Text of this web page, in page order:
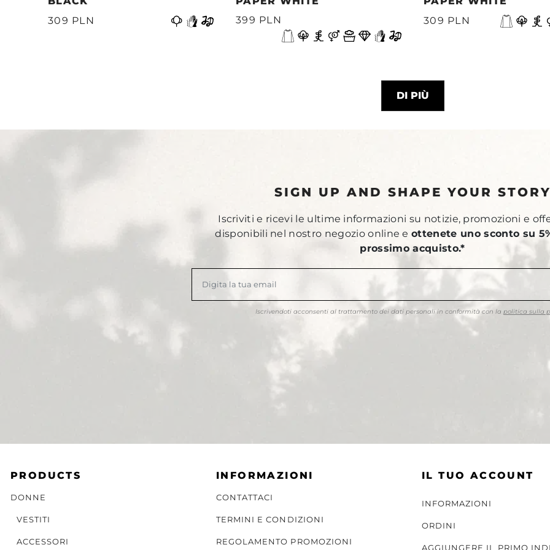
309 PLN
399 PLN
309 PLN
Precedente
DI PIÙ
SIGN UP AND SHAPE YOUR STORY
Iscriviti e ricevi le ultime informazioni su notizie, promozioni e
disponibili nel nostro negozio online eottenete uno sconto su
prossimo acquisto.*
Iscrivendoti acconsenti al trattamento dei dati personali in conformità con la politica sulla
PRODUCTS
DONNE
VESTITI
ACCESSORI
INFORMAZIONI
CONTATTACI
TERMINI E CONDIZIONI
REGOLAMENTO PROMOZIONI
IL TUO ACCOUNT
INFORMAZIONI
ORDINI
AGGIUNGERE IL PRIMO